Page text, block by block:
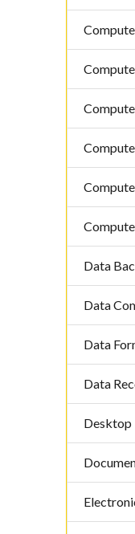
Data
Data
Data
Data
Desktop